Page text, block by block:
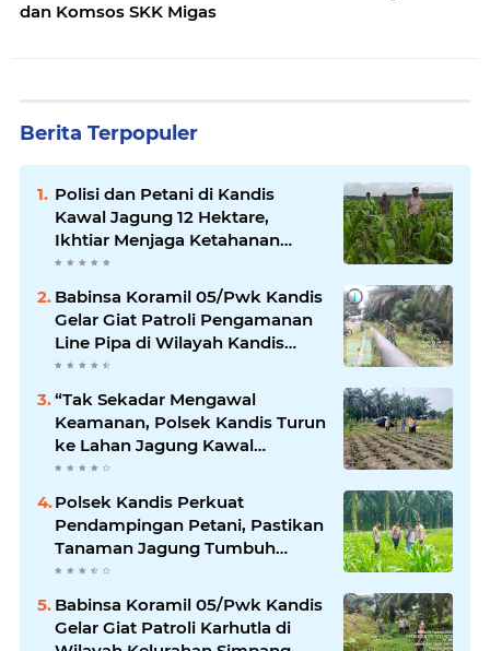
dan Komsos SKK Migas
Berita Terpopuler
Polisi dan Petani di Kandis
Kawal Jagung 12 Hektare,
Ikhtiar Menjaga Ketahanan
Pangan
Babinsa Koramil 05/Pwk Kandis
Gelar Giat Patroli Pengamanan
Line Pipa di Wilayah Kandis
Kandis
“Tak Sekadar Mengawal
Keamanan, Polsek Kandis Turun
ke Lahan Jagung Kawal
Ketahanan Pangan
Polsek Kandis Perkuat
Pendampingan Petani, Pastikan
Tanaman Jagung Tumbuh
Optimal Dukung Swasembada
Pangan Nasional
Babinsa Koramil 05/Pwk Kandis
Gelar Giat Patroli Karhutla di